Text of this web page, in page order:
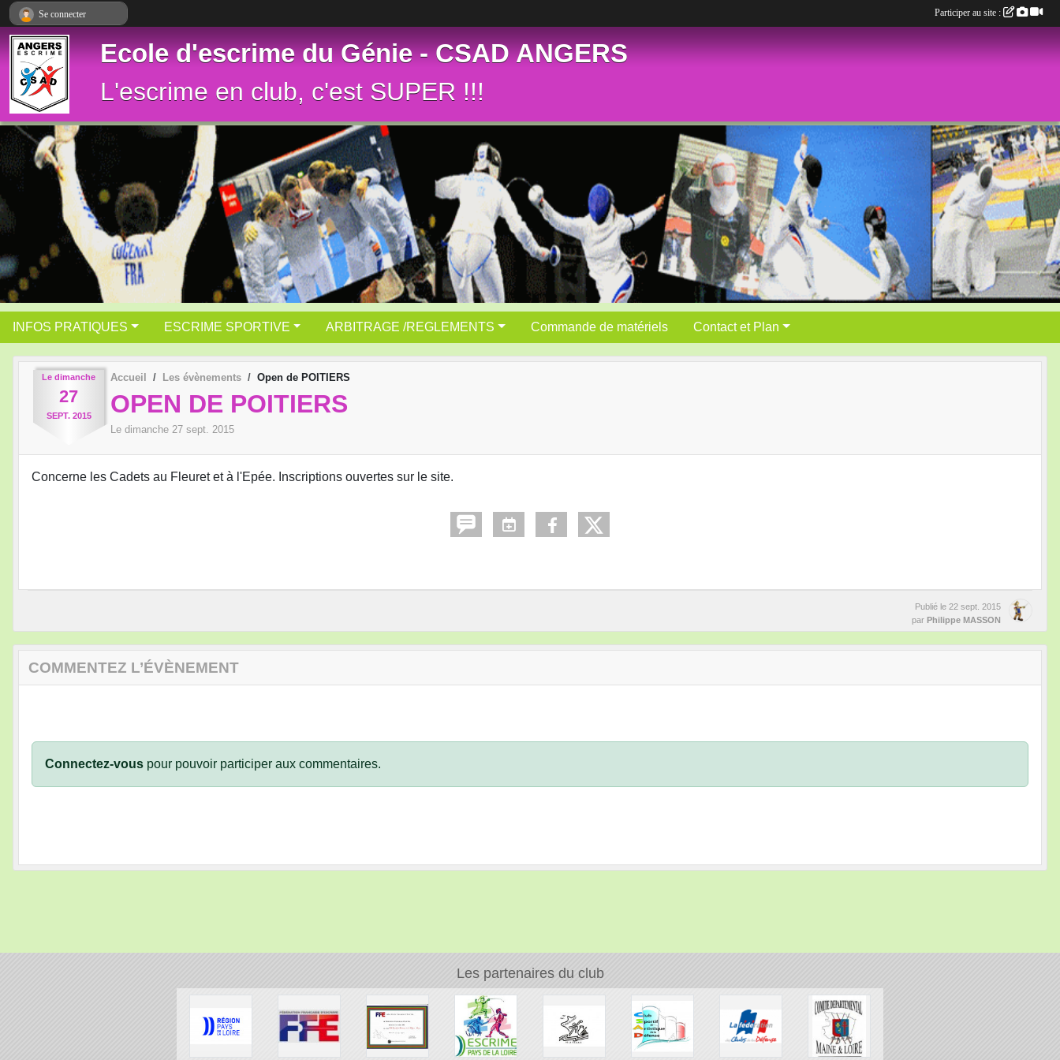
Ecole d'escrime du Génie - CSAD ANGERS
L'escrime en club, c'est SUPER !!!
INFOS PRATIQUES ESCRIME SPORTIVE ARBITRAGE /REGLEMENTS Commande de matériels Contact et Plan
Le dimanche
27
SEPT. 2015
Accueil Les évènements Open de POITIERS
OPEN DE POITIERS
Le dimanche 27 sept. 2015
Concerne les Cadets au Fleuret et à l'Epée. Inscriptions ouvertes sur le site.
Publié le 22 sept. 2015
par Philippe MASSON
COMMENTEZ L’ÉVÈNEMENT
Connectez-vous pour pouvoir participer aux commentaires.
Les partenaires du club
Se connecter Participer au site :
Panneau de gestion des cookies